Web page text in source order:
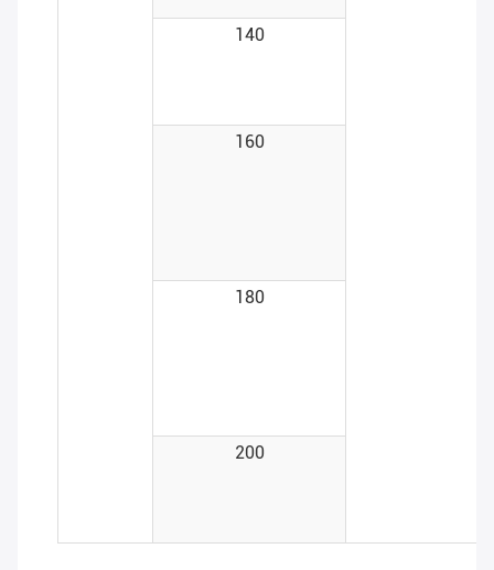
140
160
180
200